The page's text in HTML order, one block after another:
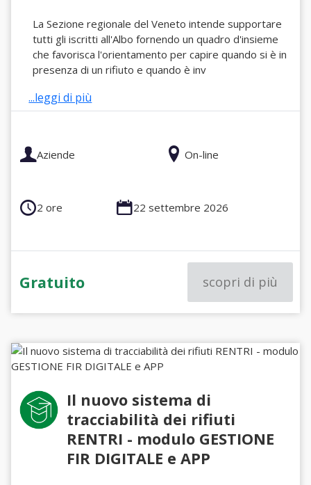
La Sezione regionale del Veneto intende supportare
tutti gli iscritti all'Albo fornendo un quadro d'insieme
che favorisca l'orientamento per capire quando si è in
presenza di un rifiuto e quando è inv
...leggi di più
Aziende On-line
2 ore 22 settembre 2026
Gratuito scopri di più
Il nuovo sistema di
tracciabilità dei rifiuti
RENTRI - modulo GESTIONE
FIR DIGITALE e APP